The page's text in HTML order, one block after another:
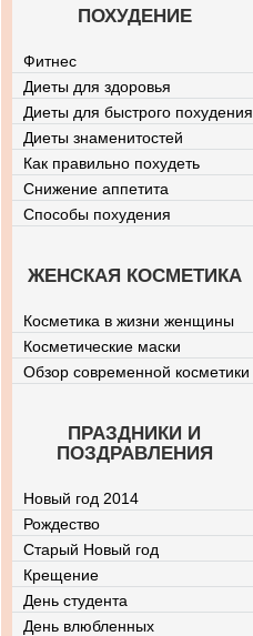
ПОХУДЕНИЕ
Фитнес
Диеты для здоровья
Диеты для быстрого похудения
Диеты знаменитостей
Как правильно похудеть
Снижение аппетита
Способы похудения
ЖЕНСКАЯ КОСМЕТИКА
Косметика в жизни женщины
Косметические маски
Обзор современной косметики
ПРАЗДНИКИ И
ПОЗДРАВЛЕНИЯ
Новый год 2014
Рождество
Старый Новый год
Крещение
День студента
День влюбленных